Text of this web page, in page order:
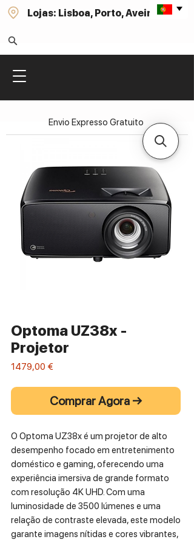
Lojas: Lisboa, Porto, Aveiro
Optoma UZ38x -
Projetor
1479,00 €
Comprar Agora →
O Optoma UZ38x é um projetor de alto
desempenho focado em entretenimento
doméstico e gaming, oferecendo uma
experiência imersiva de grande formato
com resolução 4K UHD. Com uma
luminosidade de 3500 lúmenes e uma
relação de contraste elevada, este modelo
garante imagens nítidas e cores vibrantes,
Envio Expresso Gratuito